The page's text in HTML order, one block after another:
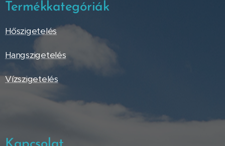
Termékkategóriák
Hőszigetelés
Hangszigetelés
Vízszigetelés